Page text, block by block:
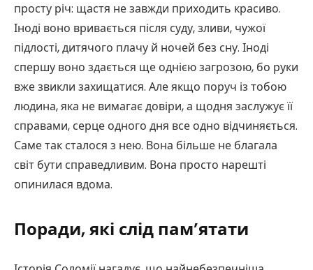
просту річ: щастя не завжди приходить красиво.
Іноді воно вривається після суду, зливи, чужої
підлості, дитячого плачу й ночей без сну. Іноді
спершу воно здається ще однією загрозою, бо руки
вже звикли захищатися. Але якщо поруч із тобою
людина, яка не вимагає довіри, а щодня заслужує її
справами, серце одного дня все одно відчиняється.
Саме так сталося з нею. Вона більше не благала
світ бути справедливим. Вона просто нарешті
опинилася вдома.
Поради, які слід пам’ятати